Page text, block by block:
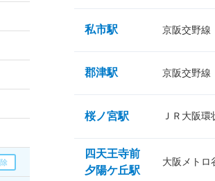
私市駅 京阪交野線
郡津駅 京阪交野線
桜ノ宮駅 ＪＲ大阪環
四天王寺前
夕陽ケ丘駅
大阪メトロ